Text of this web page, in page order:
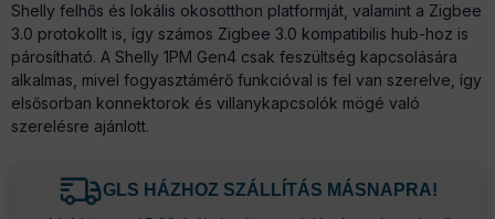
Shelly felhős és lokális okosotthon platformját, valamint a Zigbee
3.0 protokollt is, így számos Zigbee 3.0 kompatibilis hub-hoz is
párosítható. A Shelly 1PM Gen4 csak feszültség kapcsolására
alkalmas, mivel fogyasztámérő funkcióval is fel van szerelve, így
elsősorban konnektorok és villanykapcsolók mögé való
szerelésre ajánlott.
GLS HÁZHOZ SZÁLLÍTÁS MÁSNAPRA!